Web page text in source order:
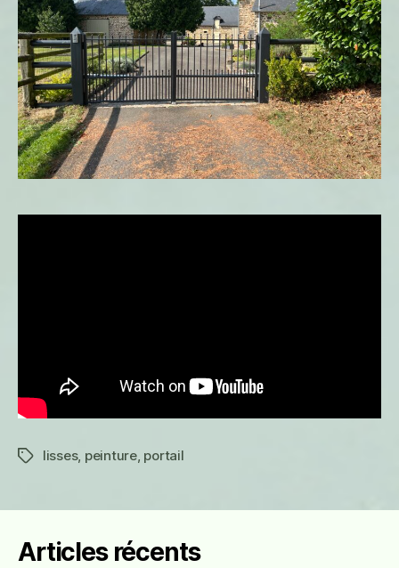
Étiquettes
lisses, peinture, portail
Articles récents